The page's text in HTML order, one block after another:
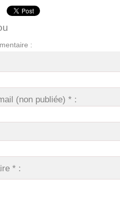
:
(non publiée) * :
* :